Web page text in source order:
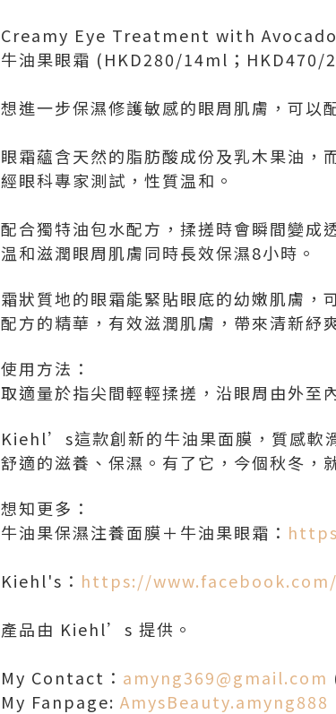
Creamy Eye Treatment with Avocado
牛油果眼霜 (HKD280/14ml；HKD470/
想進一步保濕修護敏感的眼周肌膚，可以
眼霜蘊含天然的脂肪酸成份及乳木果油，
經眼科專家測試，性質温和。
配合獨特油包水配方，揉搓時會瞬間變成
温和滋潤眼周肌膚同時長效保濕8小時。
霜狀質地的眼霜能緊貼眼底的幼嫩肌膚，
配方的精華，有效滋潤肌膚，帶來清新紓
使用方法：
取適量於指尖間輕輕揉搓，沿眼周由外至
Kiehl’s這款創新的牛油果面膜，質感軟
舒適的滋養、保濕。有了它，今個秋冬，
想知更多：
牛油果保濕注養面膜＋牛油果眼霜：
Kiehl's： https://
產品由 Kiehl’s 提供。
My Contact： amyng369@gmail.com
My Fanpage: AmysBeauty.amyng888